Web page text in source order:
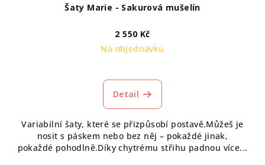
Šaty Marie - Sakurová mušelín
2 550 Kč
Na objednávku
Detail
Variabilní šaty, které se přizpůsobí postavě.Můžeš je
nosit s páskem nebo bez něj – pokaždé jinak,
pokaždé pohodlně.Díky chytrému střihu padnou více...